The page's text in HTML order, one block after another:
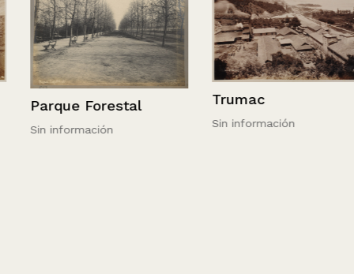
Parque Forestal
Sin información
Trumac
Sin información